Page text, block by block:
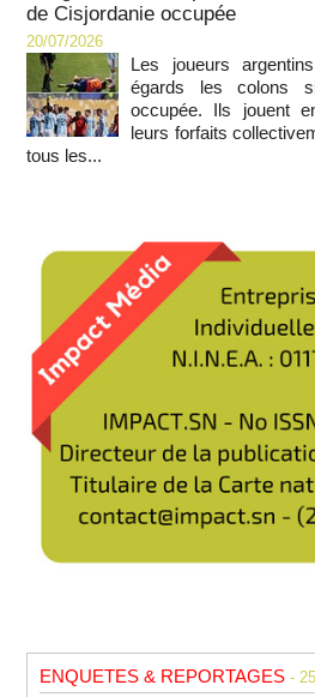
de Cisjordanie occupée
20/07/2026
Les joueurs
égards les colons
occupée. Ils jouent
leurs forfaits
tous les...
ENQUETES & REPORTAGES -